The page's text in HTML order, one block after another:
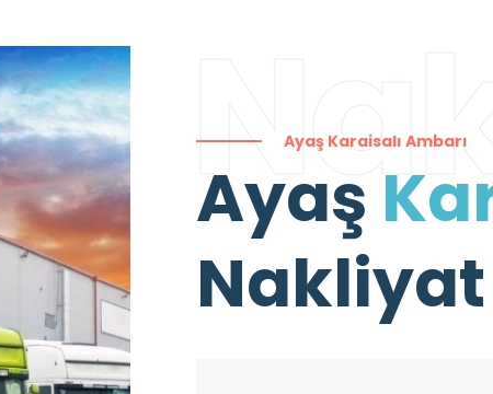
Ayaş Karaisalı Ambarı
Ayaş
Nakliyat